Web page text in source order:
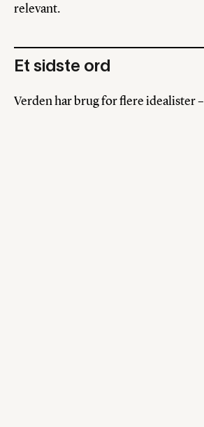
relevant.
Et sidste ord
Verden har brug for flere idealister –